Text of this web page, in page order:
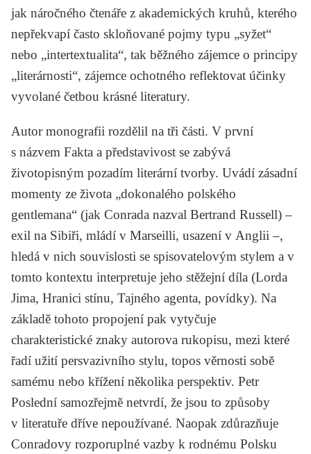
jak náročného čtenáře z akademických kruhů, kterého
nepřekvapí často skloňované pojmy typu „syžet“
nebo „intertextualita“, tak běžného zájemce o principy
„literárnosti“, zájemce ochotného reflektovat účinky
vyvolané četbou krásné literatury.
Autor monografii rozdělil na tři části. V první
s názvem Fakta a představivost se zabývá
životopisným pozadím literární tvorby. Uvádí zásadní
momenty ze života „dokonalého polského
gentlemana“ (jak Conrada nazval Bertrand Russell) –
exil na Sibiři, mládí v Marseilli, usazení v Anglii –,
hledá v nich souvislosti se spisovatelovým stylem a v
tomto kontextu interpretuje jeho stěžejní díla (Lorda
Jima, Hranici stínu, Tajného agenta, povídky). Na
základě tohoto propojení pak vytyčuje
charakteristické znaky autorova rukopisu, mezi které
řadí užití persvazivního stylu, topos věrnosti sobě
samému nebo křížení několika perspektiv. Petr
Poslední samozřejmě netvrdí, že jsou to způsoby
v literatuře dříve nepoužívané. Naopak zdůrazňuje
Conradovy rozporuplné vazby k rodnému Polsku